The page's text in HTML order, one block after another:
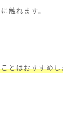
触れます。
とはおすすめ